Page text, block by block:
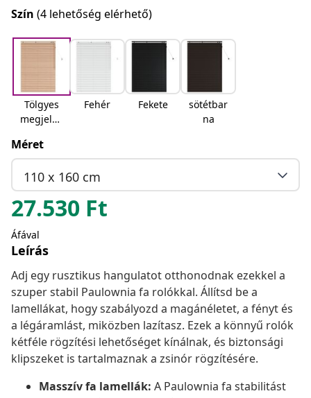
Szín (4 lehetőség elérhető)
Tölgyes
megjelen
Fehér Fekete
sötétbar
na
Méret
110 x 160 cm
27.530 Ft
Áfával
Leírás
Adj egy rusztikus hangulatot otthonodnak ezekkel a
szuper stabil Paulownia fa rolókkal. Állítsd be a
lamellákat, hogy szabályozd a magánéletet, a fényt és
a légáramlást, miközben lazítasz. Ezek a könnyű rolók
kétféle rögzítési lehetőséget kínálnak, és biztonsági
klipszeket is tartalmaznak a zsinór rögzítésére.
Masszív fa lamellák: A Paulownia fa stabilitást